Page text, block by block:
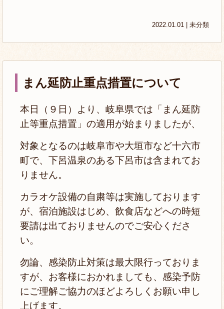
2022.01.01 | 未分類
まん延防止重点措置について
本日（９日）より、岐阜県では「まん延防
止等重点措置」の適用が始まりましたが、
対象となるのは岐阜市や大垣市など十六市
町で、下呂温泉のある下呂市は含まれてお
りません。
カラオケ設備の自粛等は実施しております
が、宿泊施設はじめ、飲食店などへの時短
要請は出ておりませんのでご安心くださ
い。
勿論、感染防止対策は最大限行っておりま
すが、お客様におかれましても、感染予防
にご理解ご協力のほどよろしくお願い申し
上げます。